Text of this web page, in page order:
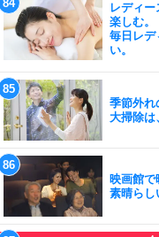
レディ
楽しむ。
毎日レデ
い。
季節外れ
大掃除は
映画館で
素晴らし